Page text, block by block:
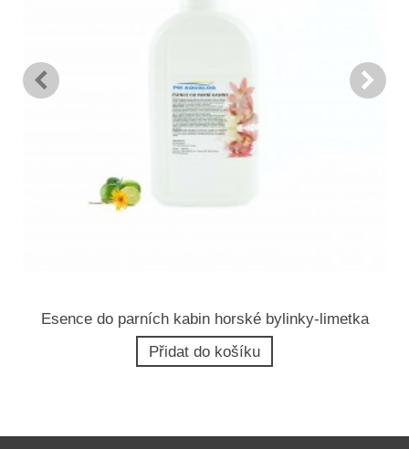
Esence do parních kabin horské bylinky-limetka
Přidat do košíku